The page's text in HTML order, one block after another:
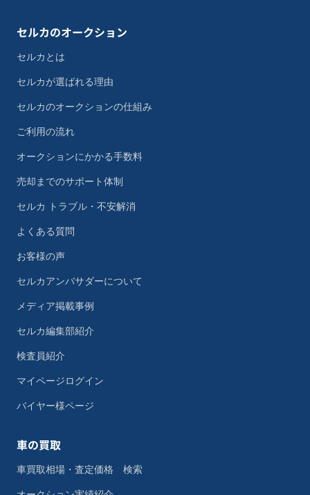
セルカのオークション
セルカとは
セルカが選ばれる理由
セルカのオークションの仕組み
ご利用の流れ
オークションにかかる手数料
売却までのサポート体制
セルカ トラブル・不安解消
よくある質問
お客様の声
セルカアンバサダーについて
メディア掲載事例
セルカ編集部紹介
検査員紹介
マイページログイン
バイヤー様ページ
車の買取
車買取相場・査定価格 検索